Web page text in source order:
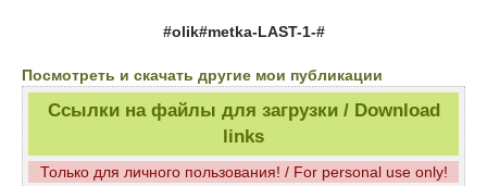
#olik#metka-LAST-1-#
Посмотреть и скачать другие мои публикации
Ссылки на файлы для загрузки / Download
links
Только для личного пользования! / For personal use only!